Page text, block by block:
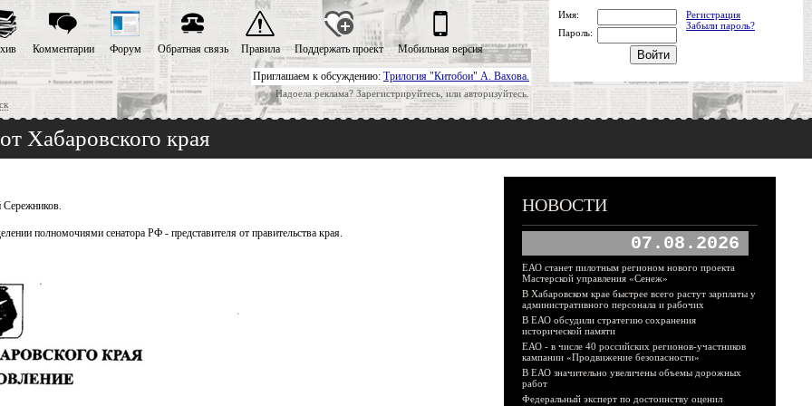
Приглашаем к обсуждению: Трилогия "Китобои" А. Вахова.
Надоела реклама? Зарегистрируйтесь, или авторизуйтесь.
Комментарии Форум Обратная связь Правила Поддержать проект Мобильная версия
Имя:
Регистрация
Забыли пароль?
Пароль:
Хабаровского края
Сережников.
полномочиями сенатора РФ - представителя от правительства края.
НОВОСТИ
07.08.2026
ЕАО станет пилотным регионом нового проекта
Мастерской управления «Сенеж»
В Хабаровском крае быстрее всего растут зарплаты у
административного персонала и рабочих
В ЕАО обсудили стратегию сохранения
исторической памяти
ЕАО - в числе 40 российских регионов-участников
кампании «Продвижение безопасности»
В ЕАО значительно увеличены объемы дорожных
работ
Федеральный эксперт по достоинству оценил